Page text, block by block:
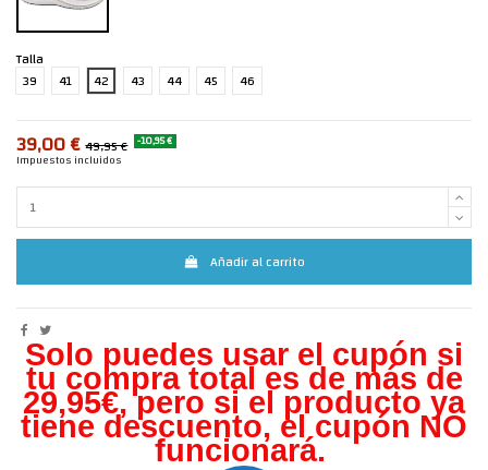
Talla
39
41 42 43 44 45 46
39,00 € 49,95 € -10,95 €
Impuestos incluidos
Añadir al carrito
Solo puedes usar el cupón si
tu compra total es de más de
29,95€, pero si el producto ya
tiene descuento, el cupón NO
funcionará.